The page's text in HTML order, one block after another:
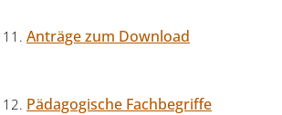
Anträge zum Download
Pädagogische Fachbegriffe